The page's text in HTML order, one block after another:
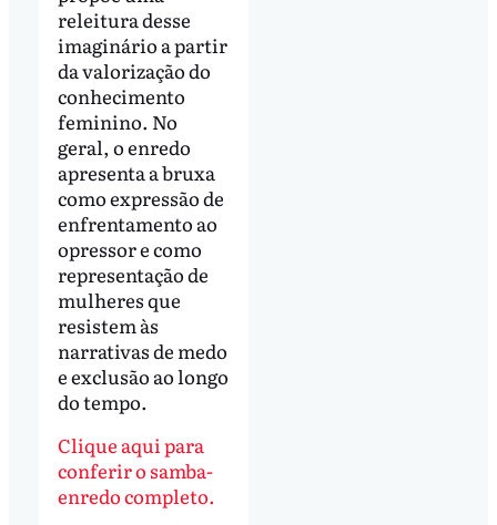
releitura desse
imaginário a partir
da valorização do
conhecimento
feminino. No
geral, o enredo
apresenta a bruxa
como expressão de
enfrentamento ao
opressor e como
representação de
mulheres que
resistem às
narrativas de medo
e exclusão ao longo
do tempo.
Clique aqui para
conferir o samba-
enredo completo.